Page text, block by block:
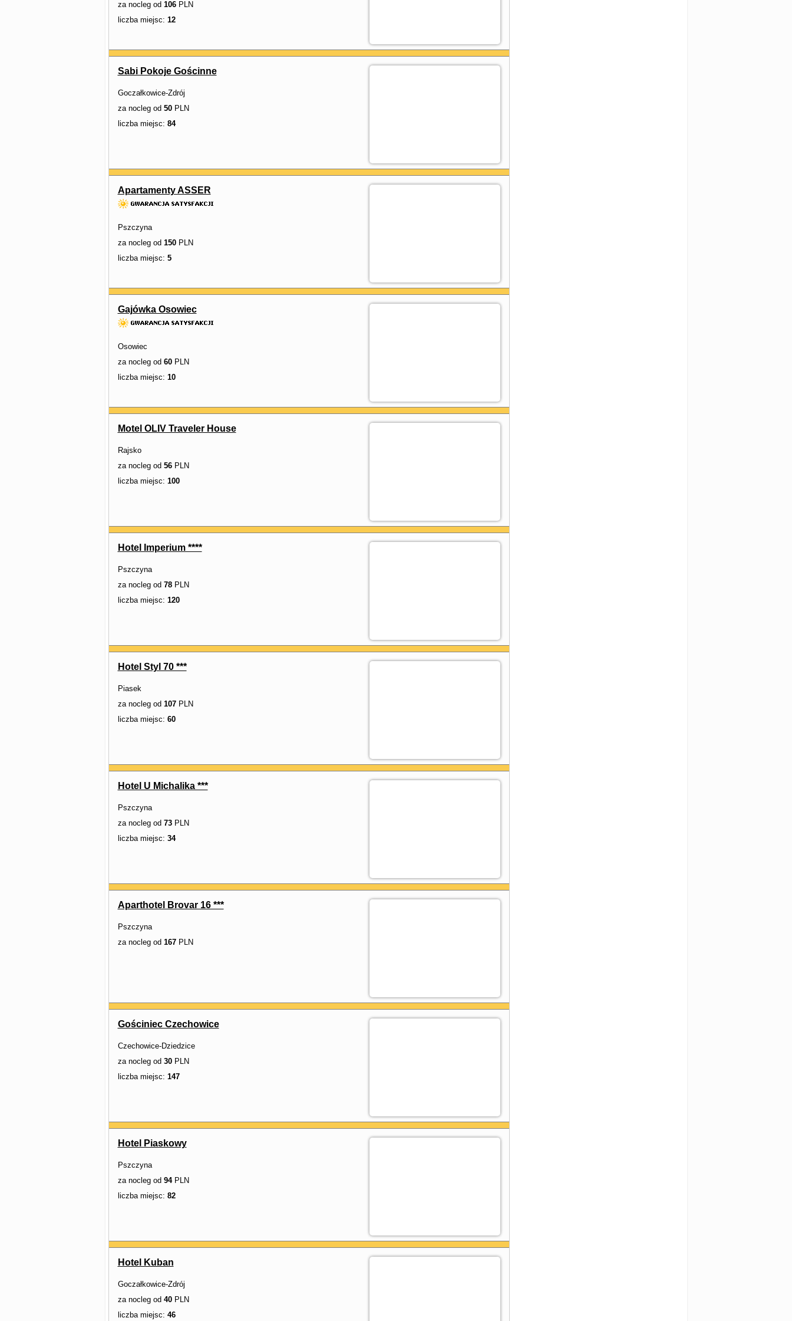
za nocleg od 106PLN
liczba miejsc: 12
Sabi Pokoje Gościnne
Goczałkowice-Zdrój
za nocleg od 50PLN
liczba miejsc: 84
Apartamenty ASSER
Pszczyna
za nocleg od 150PLN
liczba miejsc: 5
Gajówka Osowiec
Osowiec
za nocleg od 60PLN
liczba miejsc: 10
Motel OLIV Traveler House
Rajsko
za nocleg od 56PLN
liczba miejsc: 100
Hotel Imperium ****
Pszczyna
za nocleg od 78PLN
liczba miejsc: 120
Hotel Styl 70 ***
Piasek
za nocleg od 107PLN
liczba miejsc: 60
Hotel U Michalika ***
Pszczyna
za nocleg od 73PLN
liczba miejsc: 34
Aparthotel Brovar 16 ***
Pszczyna
za nocleg od 167PLN
Gościniec Czechowice
Czechowice-Dziedzice
za nocleg od 30PLN
liczba miejsc: 147
Hotel Piaskowy
Pszczyna
za nocleg od 94PLN
liczba miejsc: 82
Hotel Kuban
Goczałkowice-Zdrój
za nocleg od 40PLN
liczba miejsc: 46